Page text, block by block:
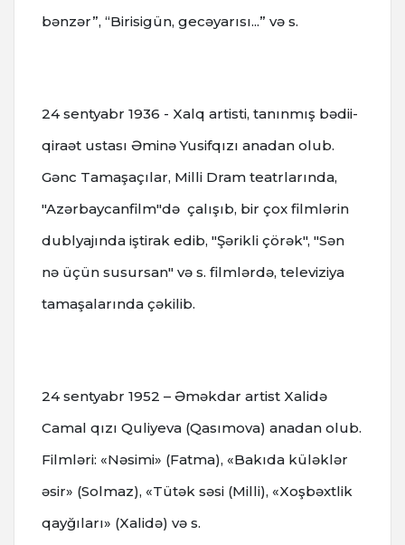
bənzər”, “Birisigün, gecəyarısı...” və s.
24 sentyabr 1936 - Xalq artisti, tanınmış bədii-
qiraət ustası Əminə Yusifqızı anadan olub.
Gənc Tamaşaçılar, Milli Dram teatrlarında,
"Azərbaycanfilm"də çalışıb, bir çox filmlərin
dublyajında iştirak edib, "Şərikli çörək", "Sən
nə üçün susursan" və s. filmlərdə, televiziya
tamaşalarında çəkilib.
24 sentyabr 1952 – Əməkdar artist Xalidə
Camal qızı Quliyeva (Qasımova) anadan olub.
Filmləri: «Nəsimi» (Fatma), «Bakıda küləklər
əsir» (Solmaz), «Tütək səsi (Milli), «Xoşbəxtlik
qayğıları» (Xalidə) və s.